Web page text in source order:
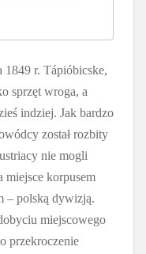
r. Tápióbicske,
sprzęt wroga, a
indziej. Jak bardzo
został rozbity
nie mogli
miejsce korpusem
– polską dywizją.
miejscowego
przekroczenie